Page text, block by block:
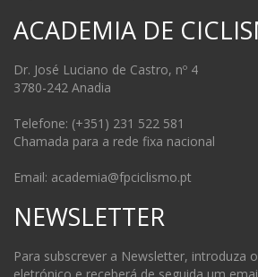
ACADEMIA DE
Dr. José Luciano de Castro, nº 4
3780-242 Anadia
Telefone: (+351) 231 522 581
Chamada para a rede fixa nacional
Email: academia@fpciclismo.pt
NEWSLETTER
Para subscrever a Newsletter, introduza